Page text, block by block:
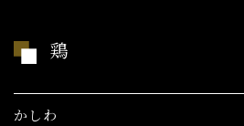
鶏
かしわ